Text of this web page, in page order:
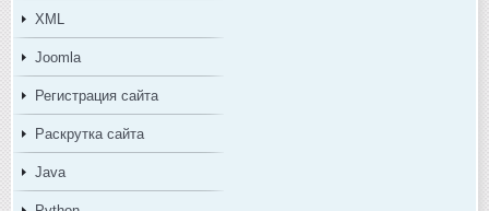
XML
Joomla
Регистрация сайта
Раскрутка сайта
Java